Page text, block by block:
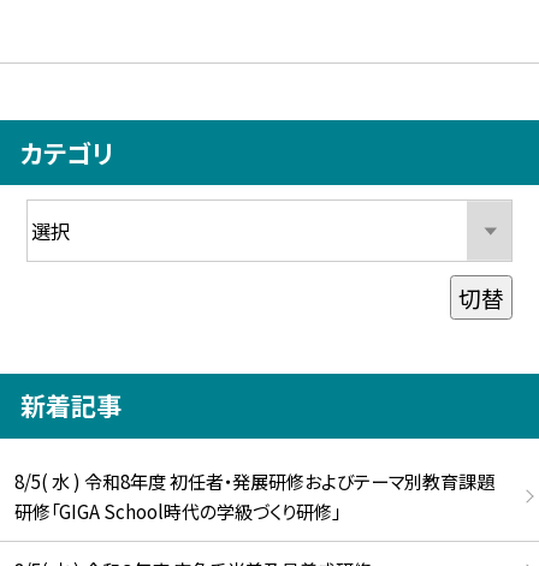
カテゴリ
切替
新着記事
8/5( 水 ) 令和8年度 初任者・発展研修およびテーマ別教育課題
研修「GIGA School時代の学級づくり研修」